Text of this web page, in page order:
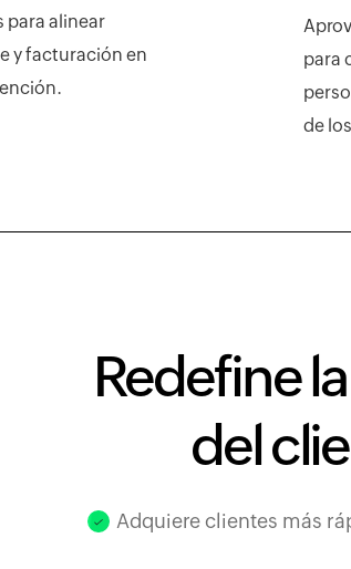
para alinear
y facturación en
para
de
Redefine
del
Adquiere clientes más